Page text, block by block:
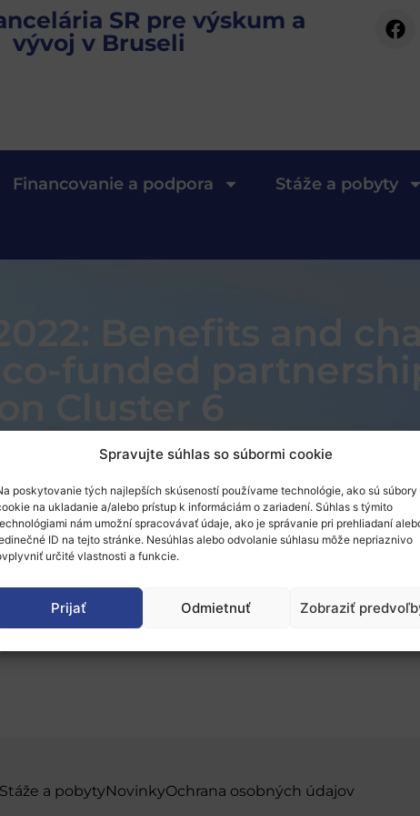
Spravujte súhlas so súbormi cookie
poskytovanie tých najlepších skúseností používame technológie, ako sú súbory
na ukladanie a/alebo prístup k informáciám o zariadení. Súhlas s týmito
nám umožní spracovávať údaje, ako je správanie pri prehliadaní
ID na tejto stránke. Nesúhlas alebo odvolanie súhlasu môže nepriaznivo
určité vlastnosti a funkcie.
Prijať Odmietnuť Zobraziť
SR pre výskum a
vývoj v Bruseli
Financovanie a podpora Stáže a pobyty
Benefits and
funded
Benefits and
funded partnerships
Stáže a pobytyNovinkyOchrana osobných údajov